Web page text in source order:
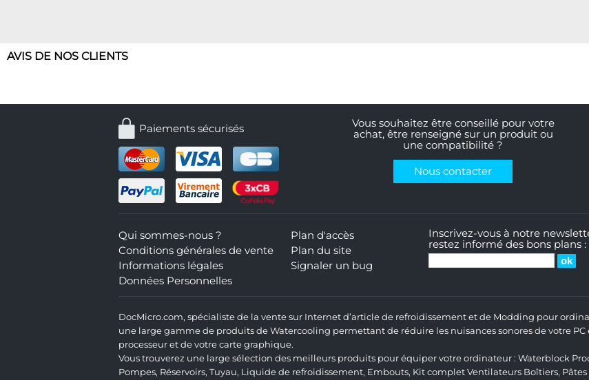
AVIS DE NOS CLIENTS
Paiements sécurisés
Vous souhaitez être conseillé pour votre
achat, être renseigné sur un produit ou
une compatibilité ?
Nous contacter
Qui sommes-nous ?
Conditions générales de vente
Informations légales
Données Personnelles
Plan d'accès
Plan du site
Signaler un bug
Inscrivez-vous à notre
restez informé des bons plans :
DocMicro.com, spécialiste de la vente sur Internet d’article de refroidissement et de Modding pour
une large gamme de produits de Watercooling permettant de réduire les nuisances sonores de votre
processeur et de votre carte graphique.
Vous trouverez une large sélection des meilleurs produits pour équiper votre ordinateur : Waterblock
Pompes, Réservoirs, Tuyau, Liquide de refroidissement, Embouts, Kit complet Ventilateurs Boîtiers,